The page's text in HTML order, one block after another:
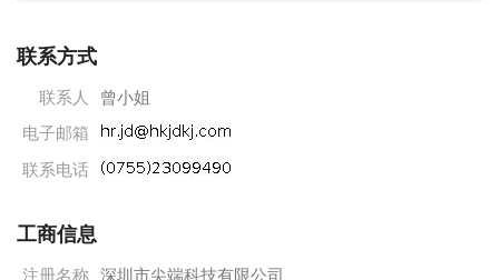
以顾客之满足为已任，为顾客提供一流的产品和完善的售后服
务，与来自四面八方的朋友真诚携手，共同缔造尖端科技更加
灿烂辉煌的明天！
联系方式
联系人
曾小姐
电子邮箱
联系电话
工商信息
注册名称 深圳市尖端科技有限公司